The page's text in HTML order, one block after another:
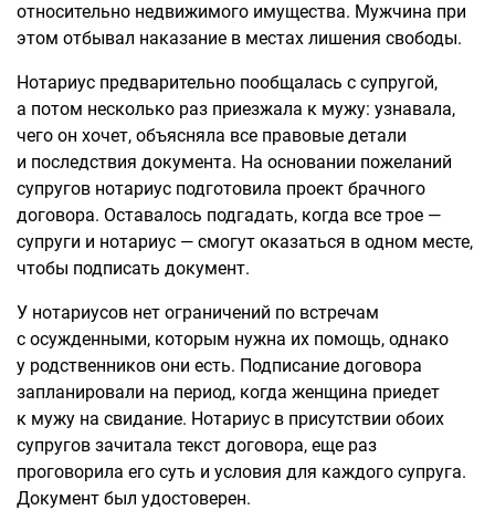
относительно недвижимого имущества. Мужчина при
этом отбывал наказание в местах лишения свободы.
Нотариус предварительно пообщалась с супругой,
а потом несколько раз приезжала к мужу: узнавала,
чего он хочет, объясняла все правовые детали
и последствия документа. На основании пожеланий
супругов нотариус подготовила проект брачного
договора. Оставалось подгадать, когда все трое —
супруги и нотариус — смогут оказаться в одном месте,
чтобы подписать документ.
У нотариусов нет ограничений по встречам
с осужденными, которым нужна их помощь, однако
у родственников они есть. Подписание договора
запланировали на период, когда женщина приедет
к мужу на свидание. Нотариус в присутствии обоих
супругов зачитала текст договора, еще раз
проговорила его суть и условия для каждого супруга.
Документ был удостоверен.